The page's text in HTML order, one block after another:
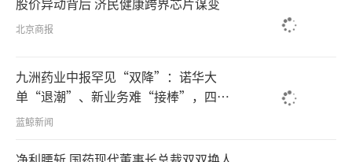
北京商报
九洲药业中报罕见“双降”：诺华大
单“退潮”、新业务难“接棒”，四大
难关待闯
蓝鲸新闻